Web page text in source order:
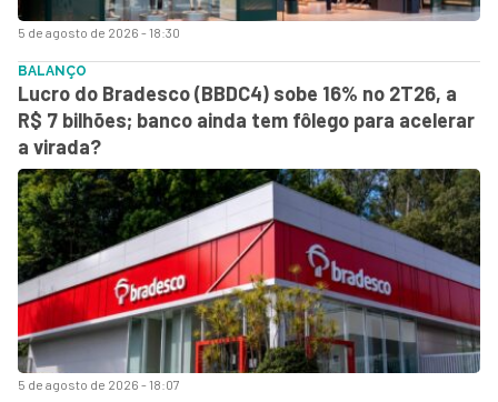
5 de agosto de 2026 - 18:30
5 de agosto de 2026 - 18:07
BALANÇO
Lucro do Bradesco (BBDC4) sobe 16% no 2T26, a
R$ 7 bilhões; banco ainda tem fôlego para acelerar
a virada?